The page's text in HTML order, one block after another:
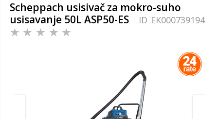
Scheppach usisivač za mokro-suho
usisavanje 50L ASP50-ES
ID EK000739194